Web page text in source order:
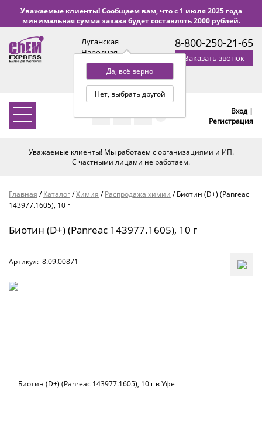
Уважаемые клиенты! Сообщаем вам, что с 1 июля 2025 года
минимальная сумма заказа будет составлять 2000 рублей.
Луганская
Народная
Республика
Да, всё верно
Нет, выбрать другой
с 9:00 до 18:00 по Уфе
(+2 МСК)
8-800-250-21-65
Заказать звонок
0
Вход |
Регистрация
Уважаемые клиенты! Мы работаем с организациями и ИП.
С частными лицами не работаем.
Главная /Каталог/Химия /Распродажа химии /Биотин (D+) (Panreac
143977.1605), 10 г
Биотин (D+) (Panreac 143977.1605), 10 г
Артикул: 8.09.00871